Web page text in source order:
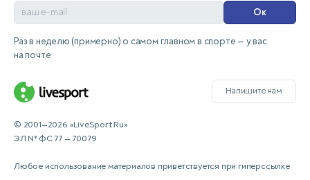
Ок
Раз в неделю (примерно) о самом главном в спорте — у вас
на почте
Напишите нам
© 2001—2026 «LiveSport.Ru»
ЭЛ № ФС 77 — 70079
Любое использование материалов приветствуется при гиперссылке